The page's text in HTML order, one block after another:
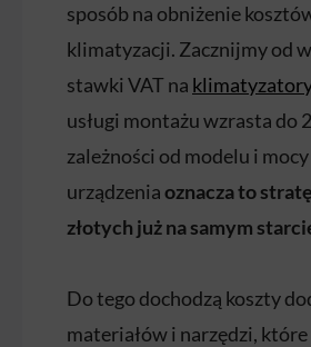
sposób na obniżenie
klimatyzacji. Zacznijmy od
stawki VAT na klimatyzatory
usługi montażu wzrasta do
zależności od modelu i
urządzeniaoznacza to
złotych już na samym
Do tego dochodzą koszty
materiałów i narzędzi,